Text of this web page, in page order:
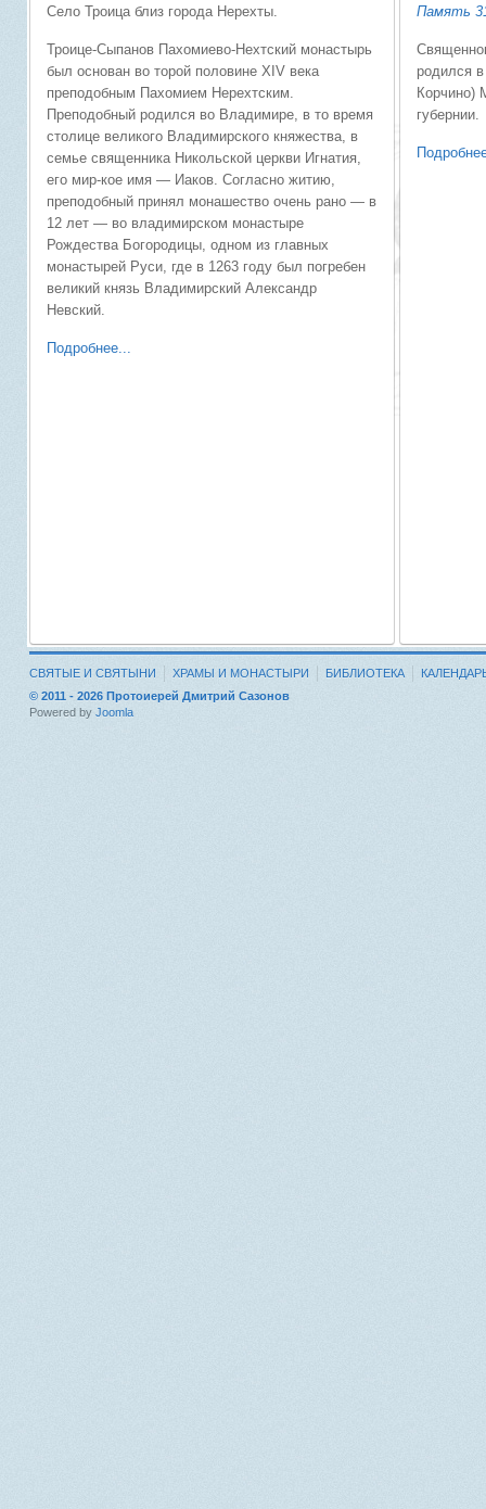
Село Троица близ города Нерехты.
Троице-Сыпанов Пахомиево-Нехтский монастырь
был основан во торой половине XIV века
преподобным Пахомием Нерехтским.
Преподобный родился во Владимире, в то время
столице великого Владимирского княжества, в
семье священника Никольской церкви Игнатия,
его мир-кое имя — Иаков. Согласно житию,
преподобный принял монашество очень рано — в
12 лет — во владимирском монастыре
Рождества Богородицы, одном из главных
монастырей Руси, где в 1263 году был погребен
великий князь Владимирский Александр
Невский.
Подробнее...
Память
родился
Корчино)
губернии.
СВЯТЫЕ И СВЯТЫНИ ХРАМЫ И МОНАСТЫРИ БИБЛИОТЕКА
© 2011 - 2026 Протоиерей Дмитрий Сазонов
Powered by Joomla